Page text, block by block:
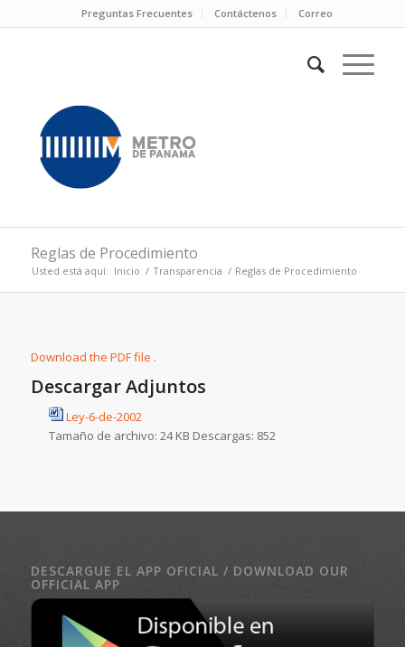
Preguntas Frecuentes Contáctenos Correo
Reglas de Procedimiento
Usted está aquí: Inicio / Transparencia / Reglas de Procedimiento
Download the PDF file .
Descargar Adjuntos
Ley-6-de-2002
Tamaño de archivo: 24 KB Descargas: 852
DESCARGUE EL APP OFICIAL / DOWNLOAD OUR
OFFICIAL APP